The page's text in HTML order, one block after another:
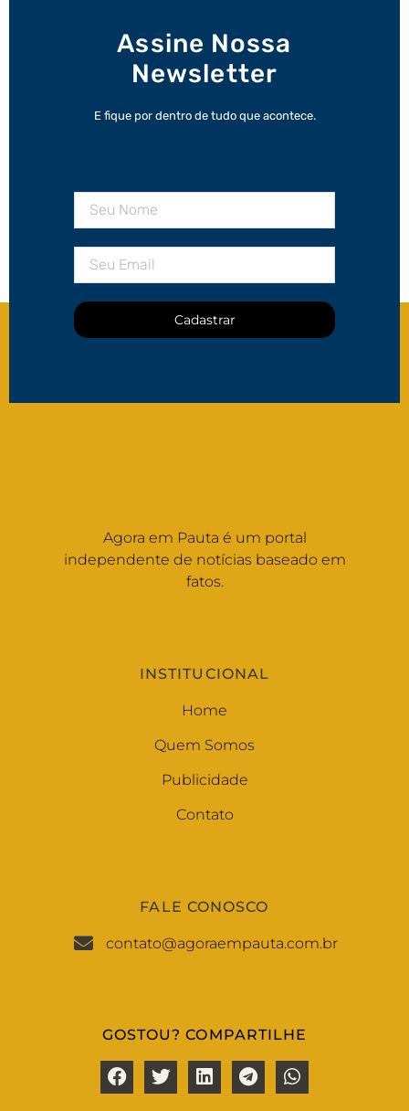
Assine Nossa
Newsletter
E fique por dentro de tudo que acontece.
Cadastrar
Agora em Pauta é um portal
independente de notícias baseado em
fatos.
INSTITUCIONAL
Home
Quem Somos
Publicidade
Contato
FALE CONOSCO
contato@agoraempauta.com.br
GOSTOU? COMPARTILHE